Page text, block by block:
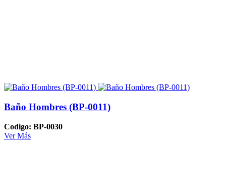
Baño Hombres (BP-0011)
Codigo: BP-0030
Ver Más